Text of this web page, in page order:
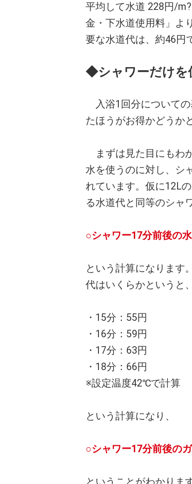
平均して水道 228円/
金・下水道使用料」よ
要な水道代は、約46円
◆シャワーだけを
入浴1回分についての
たほうがお得かどうか
まずは見た目にもわ
水を使うのに対し、シ
れています。仮に12L
る水道代と同等のシャ
○シャワー17分前後の
という計算になります
代はいくらかというと、
・15分：55円
・16分：59円
・17分：63円
・18分：66円
※設定温度42℃で計算
という計算になり、
○シャワー17分前後の